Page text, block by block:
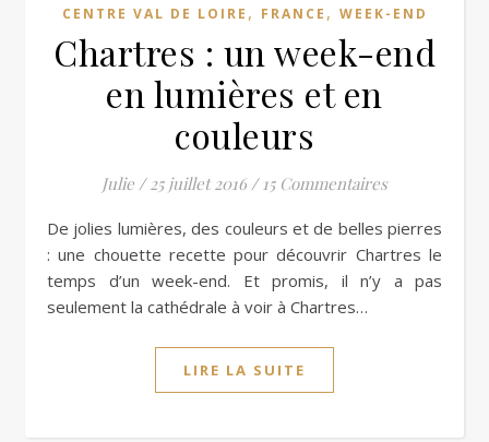
CENTRE VAL DE LOIRE , FRANCE , WEEK-END
Chartres : un week-end
en lumières et en
couleurs
Julie / 25 juillet 2016 / 15 Commentaires
De jolies lumières, des couleurs et de belles pierres
: une chouette recette pour découvrir Chartres le
temps d’un week-end. Et promis, il n’y a pas
seulement la cathédrale à voir à Chartres…
LIRE LA SUITE